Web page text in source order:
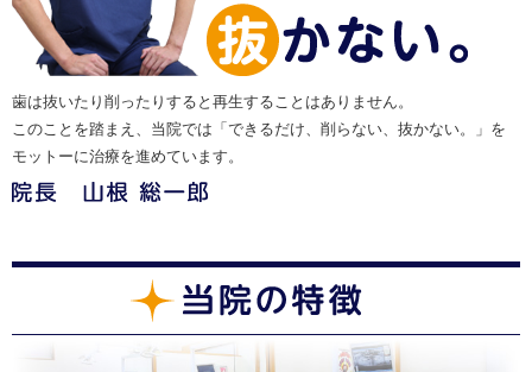
歯は抜いたり削ったりすると再生することはありません。
このことを踏まえ、当院では「できるだけ、削らない、抜かない。」を
モットーに治療を進めています。